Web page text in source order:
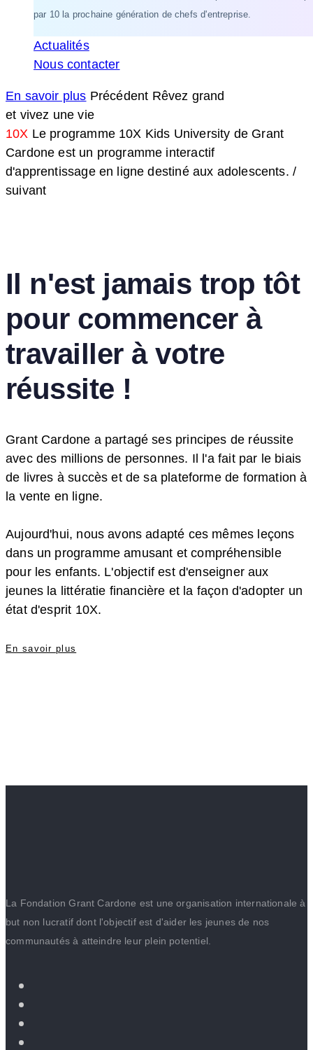
par 10 la prochaine génération de chefs d'entreprise.
Actualités
Nous contacter
En savoir plus Précédent Rêvez grand
et vivez une vie
10X Le programme 10X Kids University de Grant
Cardone est un programme interactif
d'apprentissage en ligne destiné aux adolescents. /
suivant
Il n'est jamais trop tôt
pour commencer à
travailler à votre
réussite !
Grant Cardone a partagé ses principes de réussite
avec des millions de personnes. Il l'a fait par le biais
de livres à succès et de sa plateforme de formation à
la vente en ligne.
Aujourd'hui, nous avons adapté ces mêmes leçons
dans un programme amusant et compréhensible
pour les enfants. L'objectif est d'enseigner aux
jeunes la littératie financière et la façon d'adopter un
état d'esprit 10X.
En savoir plus
La Fondation Grant Cardone est une organisation internationale à
but non lucratif dont l'objectif est d'aider les jeunes de nos
communautés à atteindre leur plein potentiel.